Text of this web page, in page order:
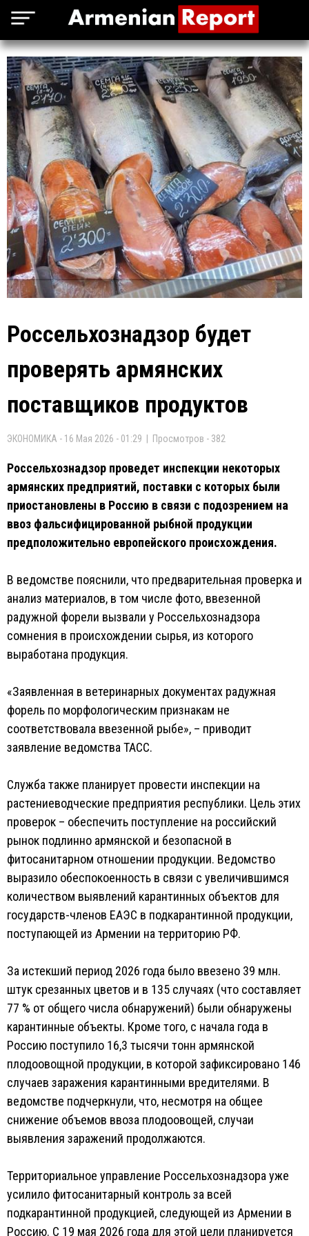
Россельхознадзор будет
проверять армянских
поставщиков продуктов
ЭКОНОМИКА - 16 Мая 2026 - 01:29 | Просмотров - 382
Россельхознадзор проведет инспекции некоторых
армянских предприятий, поставки с которых были
приостановлены в Россию в связи с подозрением на
ввоз фальсифицированной рыбной продукции
предположительно европейского происхождения.
В ведомстве пояснили, что предварительная проверка и
анализ материалов, в том числе фото, ввезенной
радужной форели вызвали у Россельхознадзора
сомнения в происхождении сырья, из которого
выработана продукция.
«‎Заявленная в ветеринарных документах радужная
форель по морфологическим признакам не
соответствовала ввезенной рыбе», – приводит
заявление ведомства ТАСС.
Служба также планирует провести инспекции на
растениеводческие предприятия республики. Цель этих
проверок – обеспечить поступление на российский
рынок подлинно армянской и безопасной в
фитосанитарном отношении продукции. Ведомство
выразило обеспокоенность в связи с увеличившимся
количеством выявлений карантинных объектов для
государств-членов ЕАЭС в подкарантинной продукции,
поступающей из Армении на территорию РФ.
За истекший период 2026 года было ввезено 39 млн.
штук срезанных цветов и в 135 случаях (что составляет
77 % от общего числа обнаружений) были обнаружены
карантинные объекты. Кроме того, с начала года в
Россию поступило 16,3 тысячи тонн армянской
плодоовощной продукции, в которой зафиксировано 146
случаев заражения карантинными вредителями. В
ведомстве подчеркнули, что, несмотря на общее
снижение объемов ввоза плодоовощей, случаи
выявления заражений продолжаются.
Территориальное управление Россельхознадзора уже
усилило фитосанитарный контроль за всей
подкарантинной продукцией, следующей из Армении в
Россию. С 19 мая 2026 года для этой цели планируется